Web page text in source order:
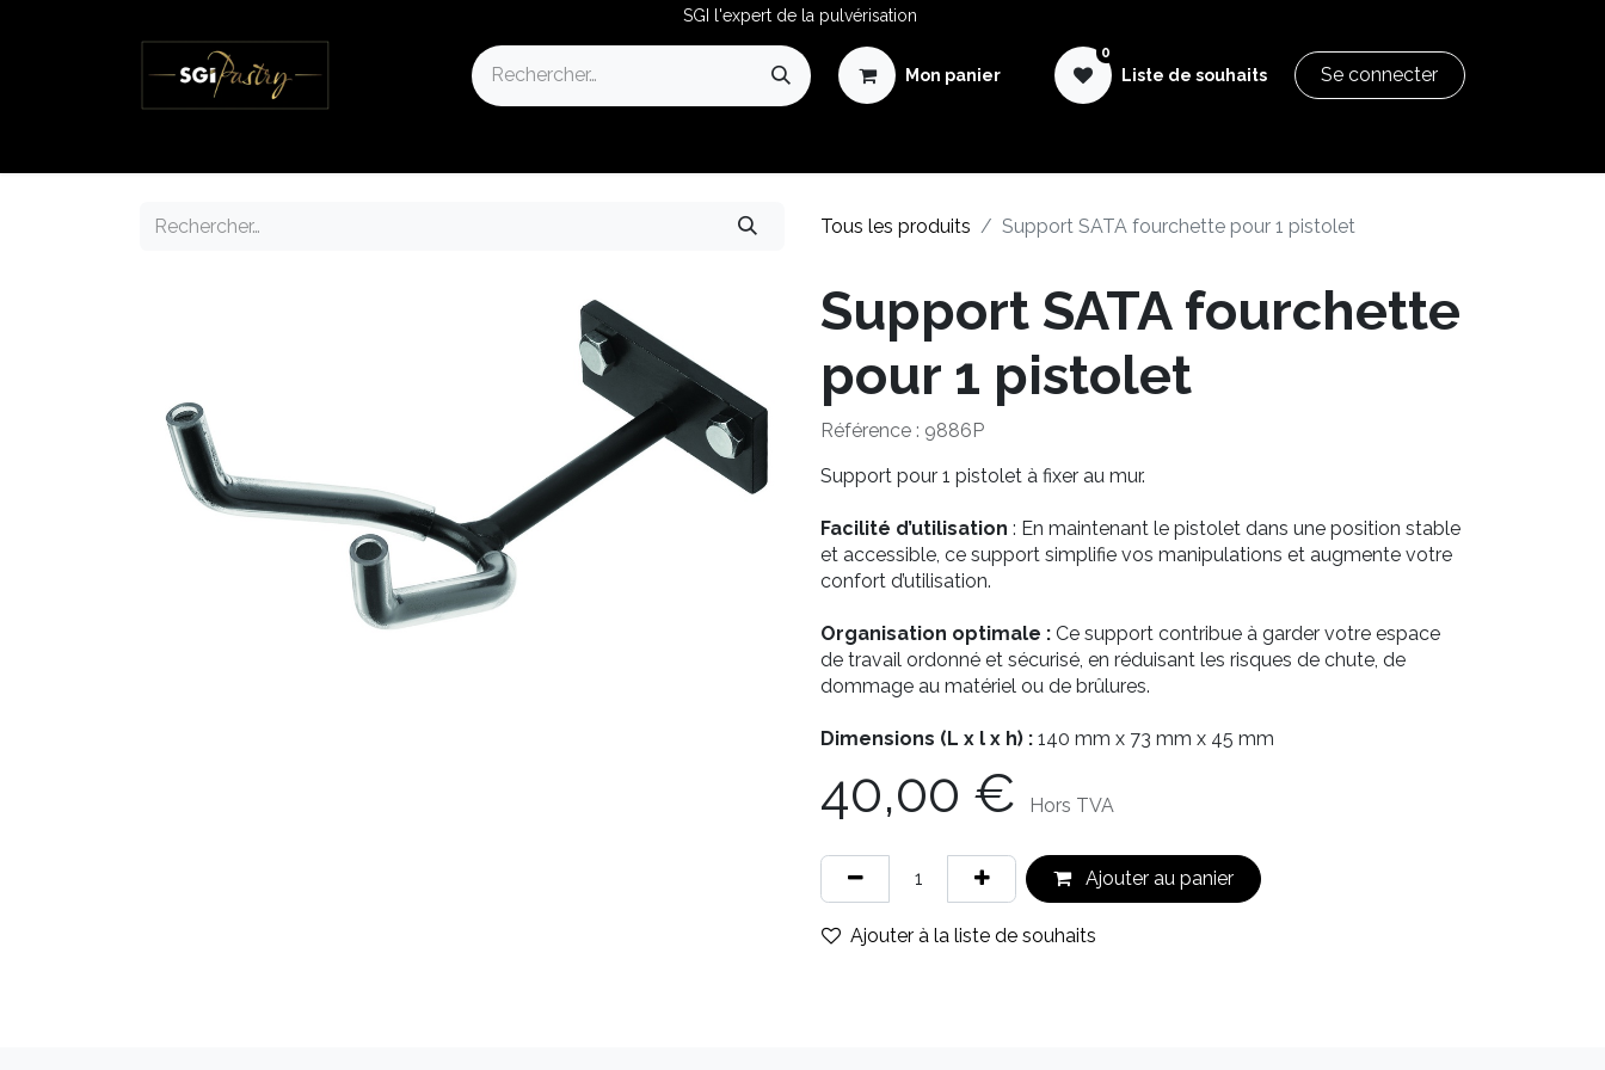
SGI l'expert de la pulvérisation
Mon panier
0
Liste de souhaits Se connecter
Tous les produits Support SATA fourchette pour 1 pistolet
Support SATA fourchette
pour 1 pistolet
Référence : 9886P
Support pour 1 pistolet à fixer au mur.
Facilité d’utilisation : En maintenant le pistolet dans une position stable
et accessible, ce support simplifie vos manipulations et augmente votre
confort d’utilisation.
Organisation optimale : Ce support contribue à garder votre espace
de travail ordonné et sécurisé, en réduisant les risques de chute, de
dommage au matériel ou de brûlures.
Dimensions (L x l x h) : 140 mm x 73 mm x 45 mm
40,00 € Hors TVA
Ajouter au panier
Ajouter à la liste de souhaits